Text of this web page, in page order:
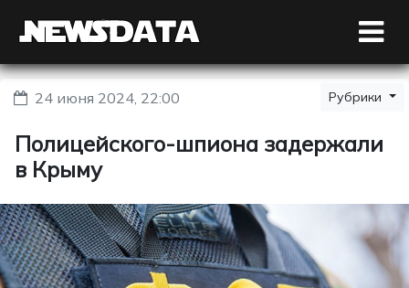
24 июня 2024, 22:00 Рубрики
Полицейского-шпиона задержали
в Крыму